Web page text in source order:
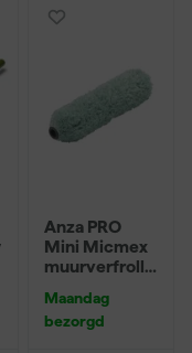
Anza PRO
Mini Micmex
muurverfrolle
Maandag
bezorgd